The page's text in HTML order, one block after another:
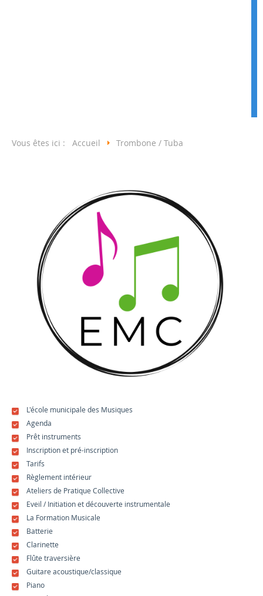
Vous êtes ici : Accueil Trombone / Tuba
L'école municipale des Musiques
Agenda
Prêt instruments
Inscription et pré-inscription
Tarifs
Règlement intérieur
Ateliers de Pratique Collective
Eveil / Initiation et découverte instrumentale
La Formation Musicale
Batterie
Clarinette
Flûte traversière
Guitare acoustique/classique
Piano